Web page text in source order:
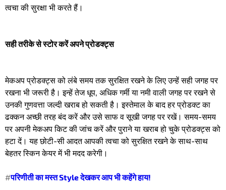
त्वचा की सुरक्षा भी करते हैं।
सही तरीके से स्टोर करें अपने प्रोडक्ट्स
मेकअप प्रोडक्ट्स को लंबे समय तक सुरक्षित रखने के लिए उन्हें सही जगह पर
रखना भी जरूरी है। इन्हें तेज धूप, अधिक गर्मी या नमी वाली जगह पर रखने से
उनकी गुणवत्ता जल्दी खराब हो सकती है। इस्तेमाल के बाद हर प्रोडक्ट का
ढक्कन अच्छी तरह बंद करें और उसे साफ व सूखी जगह पर रखें। समय-समय
पर अपनी मेकअप किट की जांच करें और पुराने या खराब हो चुके प्रोडक्ट्स को
हटा दें। यह छोटी-सी आदत आपकी त्वचा को सुरक्षित रखने के साथ-साथ
बेहतर स्किन केयर में भी मदद करेगी।
#परिणीती का मस्त Style देखकर आप भी कहेंगे हाय!